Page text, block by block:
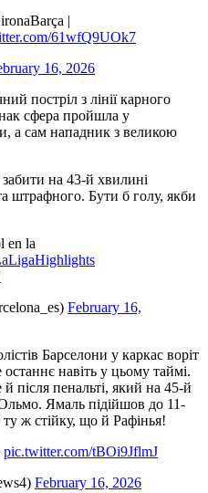
|
61wfQ9UOk7
16, 2026
постріл з лінії карного
сфера пройшла у
а сам нападник з великою
на 43-й хвилині
штрафного. Бути б голу, якби
en la
February 16,
Барселони у каркас воріт
навіть у цьому таймі.
після пенальті, який на 45-й
Ямаль підійшов до 11-
ж стійку, що й Рафінья!
pic.twitter.com/tBOi9JflmJ
February 16, 2026